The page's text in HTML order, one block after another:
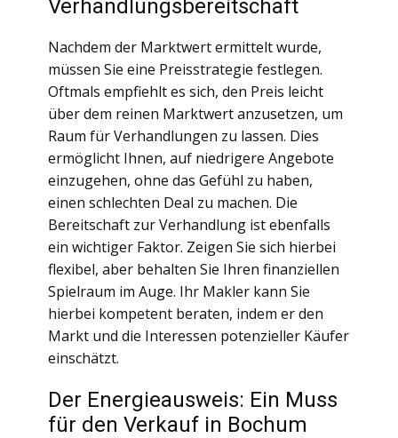
Verhandlungsbereitschaft
Nachdem der Marktwert ermittelt wurde,
müssen Sie eine Preisstrategie festlegen.
Oftmals empfiehlt es sich, den Preis leicht
über dem reinen Marktwert anzusetzen, um
Raum für Verhandlungen zu lassen. Dies
ermöglicht Ihnen, auf niedrigere Angebote
einzugehen, ohne das Gefühl zu haben,
einen schlechten Deal zu machen. Die
Bereitschaft zur Verhandlung ist ebenfalls
ein wichtiger Faktor. Zeigen Sie sich hierbei
flexibel, aber behalten Sie Ihren finanziellen
Spielraum im Auge. Ihr Makler kann Sie
hierbei kompetent beraten, indem er den
Markt und die Interessen potenzieller Käufer
einschätzt.
Der Energieausweis: Ein Muss
für den Verkauf in Bochum